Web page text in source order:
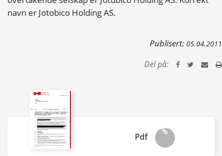
navn er Jotobico Holding AS.
Publisert: 05.04.2011
Del på:
Pdf